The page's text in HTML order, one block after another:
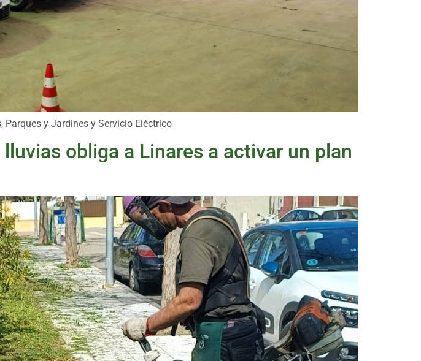
y Jardines y Servicio Eléctrico
obliga a Linares a activar un plan